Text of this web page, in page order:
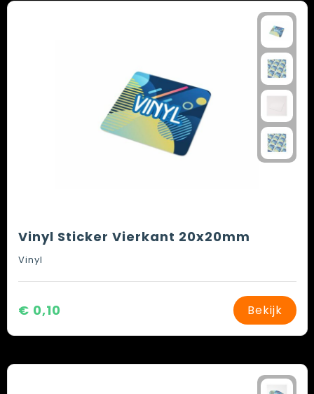
Vinyl Sticker Vierkant 20x20mm
Vinyl
€ 0,10 Bekijk